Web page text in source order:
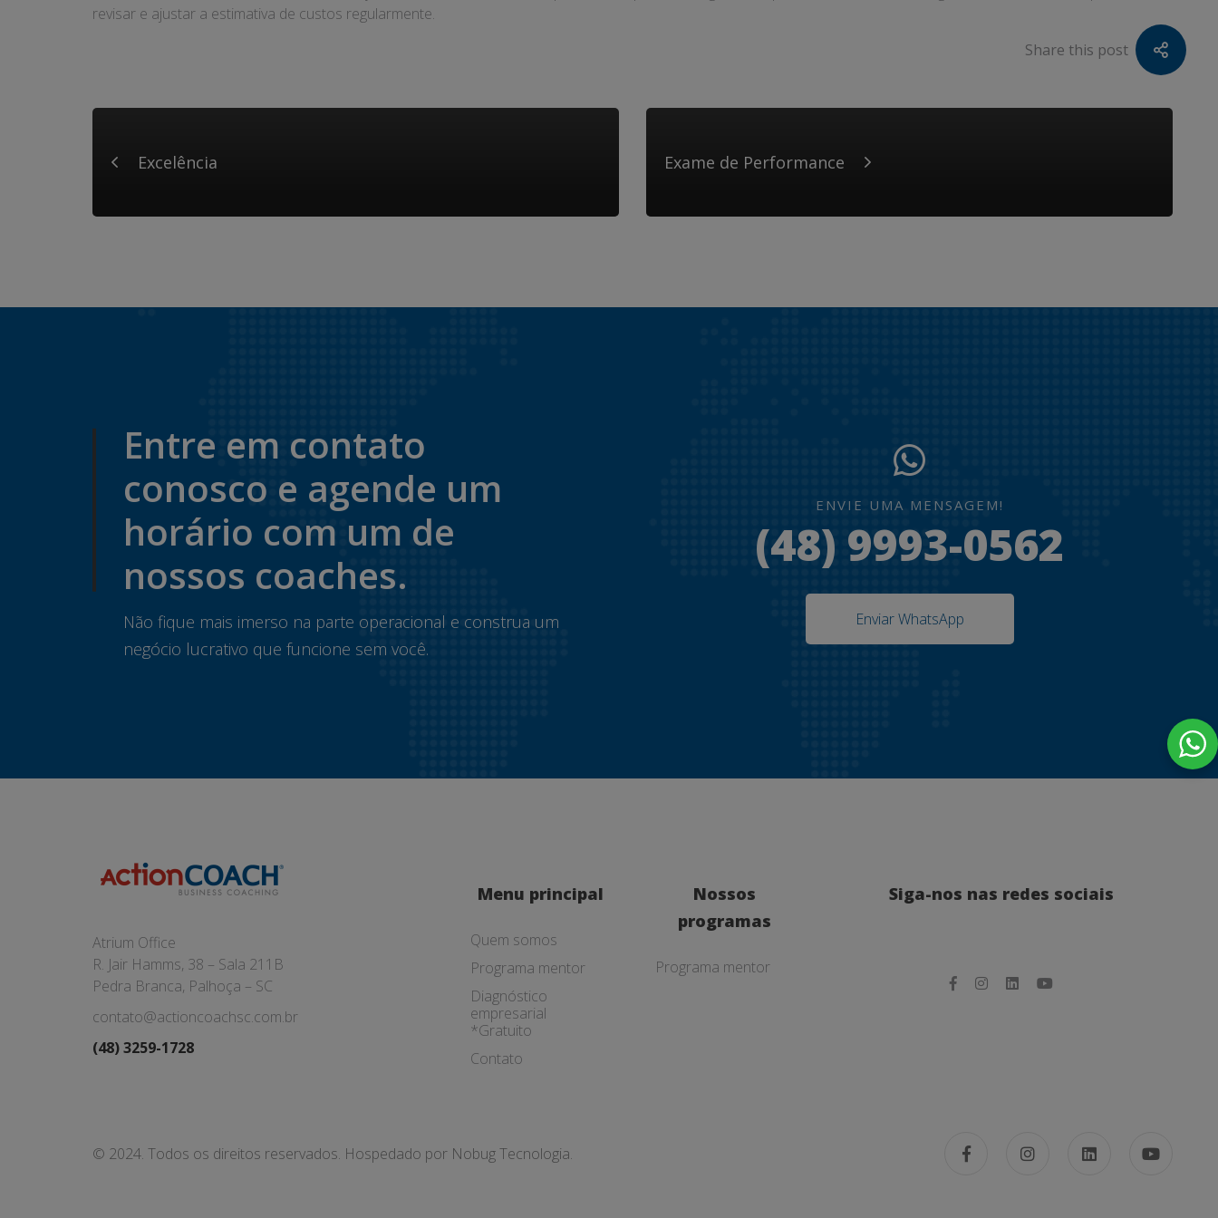
revisar e ajustar a estimativa de custos regularmente.
Share this post
Excelência Exame de Performance
Entre em contato
conosco e agende um
horário com um de
nossos coaches.
Não fique mais imerso na parte operacional e construa um
negócio lucrativo que funcione sem você.
ENVIE UMA MENSAGEM!
(48) 9993-0562
Enviar WhatsApp
Atrium Office
R. Jair Hamms, 38 – Sala 211B
Pedra Branca, Palhoça – SC
contato@actioncoachsc.com.br
(48) 3259-1728
Menu principal
Quem somos
Programa mentor
Diagnóstico
empresarial
*Gratuito
Contato
Nossos
programas
Programa mentor
Siga-nos nas redes sociais
© 2024. Todos os direitos reservados. Hospedado por Nobug Tecnologia.